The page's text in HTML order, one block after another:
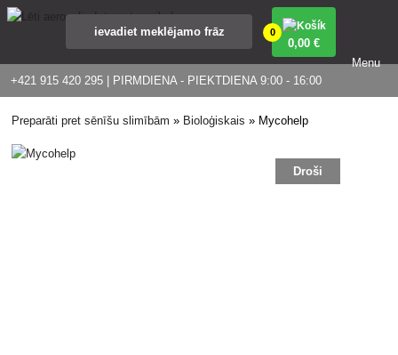
+421 915 420 295 | PIRMDIENA - PIEKTDIENA 9:00 - 16:00
0
0,00 €
Menu
Preparāti pret sēnīšu slimībām » Bioloģiskais » Mycohelp
Droši